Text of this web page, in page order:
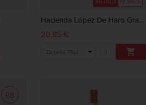
Hacienda López De Haro Gran Reserva 2016
20,85 €

98